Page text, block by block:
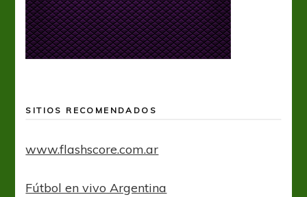
SITIOS RECOMENDADOS
www.flashscore.com.ar
Fútbol en vivo Argentina